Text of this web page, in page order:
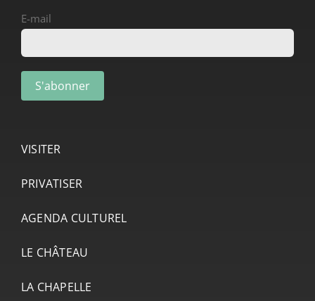
E-mail
VISITER
PRIVATISER
AGENDA CULTUREL
LE CHÂTEAU
LA CHAPELLE